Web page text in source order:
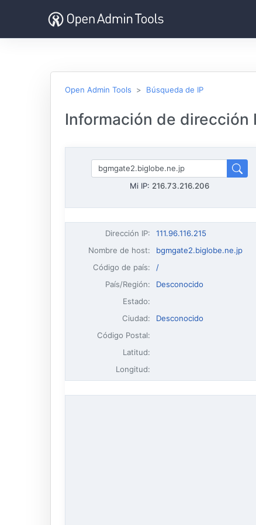
Open Admin Tools Búsqueda de IP
Información de dirección
Mi IP: 216.73.216.206
Dirección IP:
111.96.116.215
Nombre de host:
bgmgate2.biglobe.ne.jp
Código de país:
/
País/Región:
Desconocido
Estado:
Ciudad:
Desconocido
Código Postal:
Latitud:
Longitud: